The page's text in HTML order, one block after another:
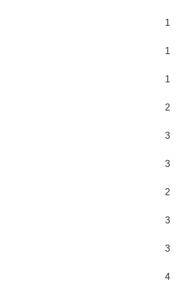
1
1
1
2
3
3
2
3
3
4